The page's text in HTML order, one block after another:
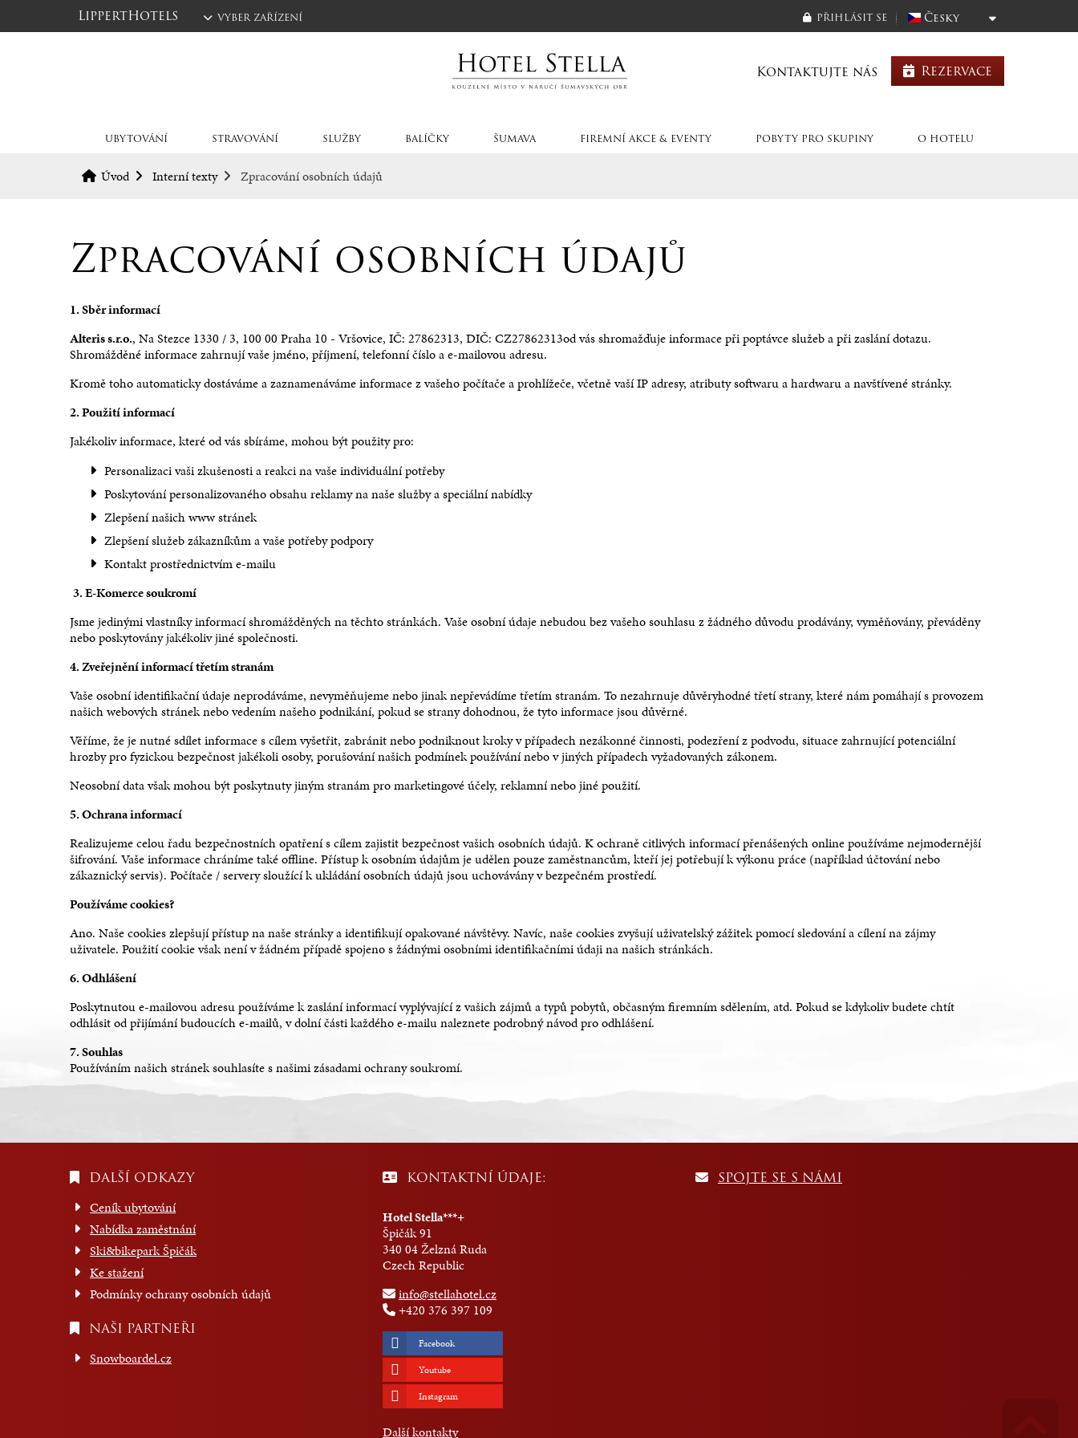
Česky
PŘIHLÁSIT SE
Rezervace
LippertHotels VYBER ZAŘÍZENÍ
Kontaktujte nás
UBYTOVÁNÍ STRAVOVÁNÍ SLUŽBY BALÍČKY ŠUMAVA FIREMNÍ AKCE & EVENTY POBYTY PRO SKUPINY O HOTELU
STELLA
nabídce pokojů si vybere ten svůj
Všechny pokoje
Více informací Více informací Více informací
Naši kuchaři mají za cíl aby Váš
pobyt na Šumavě byl i
Zobrazit vše
Restaurace na Špičáku
Více informací
Dětský koutek v hotelu Stella
Více informací Více informací
Úvod Interní texty Zpracování osobních údajů
Zpracování osobních údajů
1. Sběr informací
Alteris s.r.o., Na Stezce 1330 / 3, 100 00 Praha 10 - Vršovice, IČ: 27862313, DIČ: CZ27862313od vás shromažďuje informace při poptávce služeb a při zaslání dotazu.
Shromážděné informace zahrnují vaše jméno, příjmení, telefonní číslo a e-mailovou adresu.
Kromě toho automaticky dostáváme a zaznamenáváme informace z vašeho počítače a prohlížeče, včetně vaší IP adresy, atributy softwaru a hardwaru a navštívené stránky.
2. Použití informací
Jakékoliv informace, které od vás sbíráme, mohou být použity pro:
Personalizaci vaši zkušenosti a reakci na vaše individuální potřeby
Poskytování personalizovaného obsahu reklamy na naše služby a speciální nabídky
Zlepšení našich www stránek
Zlepšení služeb zákazníkům a vaše potřeby podpory
Kontakt prostřednictvím e-mailu
3. E-Komerce soukromí
Jsme jedinými vlastníky informací shromážděných na těchto stránkách. Vaše osobní údaje nebudou bez vašeho souhlasu z žádného důvodu prodávány, vyměňovány, převáděny
nebo poskytovány jakékoliv jiné společnosti.
4. Zveřejnění informací třetím stranám
Vaše osobní identifikační údaje neprodáváme, nevyměňujeme nebo jinak nepřevádíme třetím stranám. To nezahrnuje důvěryhodné třetí strany, které nám pomáhají s provozem
našich webových stránek nebo vedením našeho podnikání, pokud se strany dohodnou, že tyto informace jsou důvěrné.
Věříme, že je nutné sdílet informace s cílem vyšetřit, zabránit nebo podniknout kroky v případech nezákonné činnosti, podezření z podvodu, situace zahrnující potenciální
hrozby pro fyzickou bezpečnost jakékoli osoby, porušování našich podmínek používání nebo v jiných případech vyžadovaných zákonem.
Neosobní data však mohou být poskytnuty jiným stranám pro marketingové účely, reklamní nebo jiné použití.
5. Ochrana informací
Realizujeme celou řadu bezpečnostních opatření s cílem zajistit bezpečnost vašich osobních údajů. K ochraně citlivých informací přenášených online používáme nejmodernější
šifrování. Vaše informace chráníme také offline. Přístup k osobním údajům je udělen pouze zaměstnancům, kteří jej potřebují k výkonu práce (například účtování nebo
zákaznický servis). Počítače / servery sloužící k ukládání osobních údajů jsou uchovávány v bezpečném prostředí.
Používáme cookies?
Ano. Naše cookies zlepšují přístup na naše stránky a identifikují opakované návštěvy. Navíc, naše cookies zvyšují uživatelský zážitek pomocí sledování a cílení na zájmy
uživatele. Použití cookie však není v žádném případě spojeno s žádnými osobními identifikačními údaji na našich stránkách.
6. Odhlášení
Poskytnutou e-mailovou adresu používáme k zaslání informací vyplývající z vašich zájmů a typů pobytů, občasným firemním sdělením, atd. Pokud se kdykoliv budete chtít
odhlásit od přijímání budoucích e-mailů, v dolní části každého e-mailu naleznete podrobný návod pro odhlášení.
7. Souhlas
Používáním našich stránek souhlasíte s našimi zásadami ochrany soukromí.
DALŠÍ ODKAZY
Ceník ubytování
Nabídka zaměstnání
Ski&bikepark Špičák
Ke stažení
Podmínky ochrany osobních údajů
NAŠI PARTNEŘI
Snowboardel.cz
KONTAKTNÍ ÚDAJE:
Hotel Stella***+
Špičák 91
340 04 Želzná Ruda
Czech Republic
info@stellahotel.cz
+420 376 397 109
Facebook
Youtube
Instagram
Další kontakty
SPOJTE SE S NÁMI